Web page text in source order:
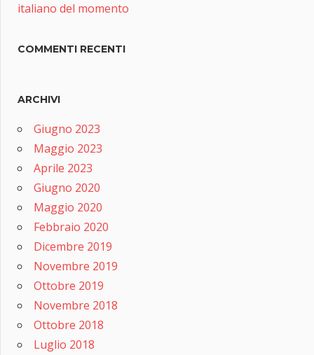
italiano del momento
COMMENTI RECENTI
ARCHIVI
Giugno 2023
Maggio 2023
Aprile 2023
Giugno 2020
Maggio 2020
Febbraio 2020
Dicembre 2019
Novembre 2019
Ottobre 2019
Novembre 2018
Ottobre 2018
Luglio 2018